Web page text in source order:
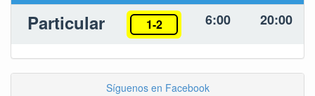
Particular 1-2 6:00 20:00
Síguenos en Facebook